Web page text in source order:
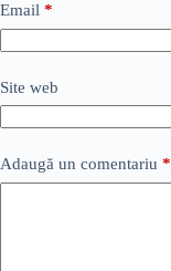
Email *
Site web
Adaugă un comentariu *